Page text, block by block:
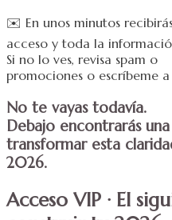
✉️ En unos minutos
acceso y toda la
Si no lo ves, revisa spam o
promociones o escríbeme a
No te vayas todavía.
Debajo encontrarás
transformar esta
2026.
Acceso VIP · El